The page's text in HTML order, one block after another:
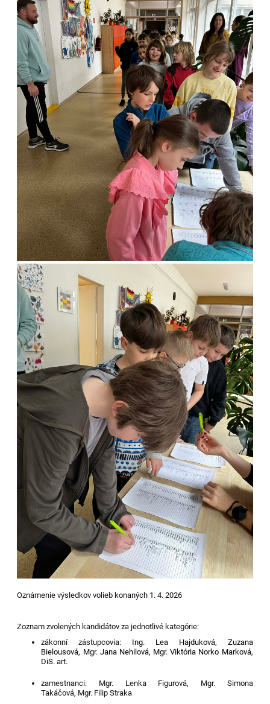
Oznámenie výsledkov volieb konaných 1. 4. 2026
Zoznam zvolených kandidátovza jednotlivé kategórie:
zákonní zástupcovia: Ing. Lea Hajduková, Zuzana
Bielousová, Mgr. Jana Nehilová, Mgr. Viktória Norko Marková,
DiS. art.
zamestnanci: Mgr. Lenka Figurová, Mgr. Simona
Takáčová, Mgr. Filip Straka